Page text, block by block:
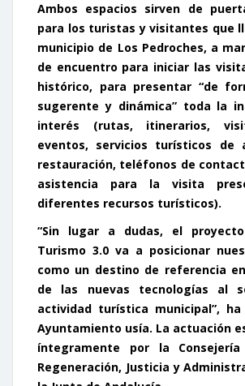
Ambos espacios sirven de
para los turistas y visitantes que
municipio de Los Pedroches, a
de encuentro para iniciar las
histórico, para presentar “de
sugerente y dinámica” toda la
interés (rutas, itinerarios,
eventos, servicios turísticos de
restauración, teléfonos de
asistencia para la visita
diferentes recursos turísticos).
“Sin lugar a dudas, el
Turismo 3.0 va a posicionar
como un destino de referencia
de las nuevas tecnologías al
actividad turística municipal”,
Ayuntamiento usía. La actuación
íntegramente por la
Regeneración, Justicia y